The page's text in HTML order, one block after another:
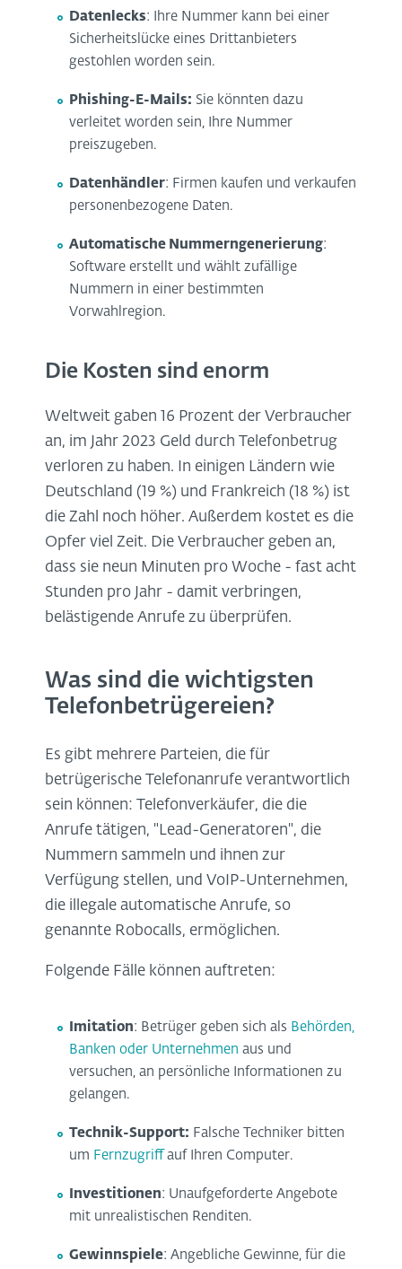
Datenlecks: Ihre Nummer kann bei einer
Sicherheitslücke eines Drittanbieters
gestohlen worden sein.
Phishing-E-Mails: Sie könnten dazu
verleitet worden sein, Ihre Nummer
preiszugeben.
Datenhändler: Firmen kaufen und verkaufen
personenbezogene Daten.
Automatische Nummerngenerierung:
Software erstellt und wählt zufällige
Nummern in einer bestimmten
Vorwahlregion.
Die Kosten sind enorm
Weltweit gaben 16 Prozent der Verbraucher
an, im Jahr 2023 Geld durch Telefonbetrug
verloren zu haben. In einigen Ländern wie
Deutschland (19 %) und Frankreich (18 %) ist
die Zahl noch höher. Außerdem kostet es die
Opfer viel Zeit. Die Verbraucher geben an,
dass sie neun Minuten pro Woche - fast acht
Stunden pro Jahr - damit verbringen,
belästigende Anrufe zu überprüfen.
Was sind die wichtigsten
Telefonbetrügereien?
Es gibt mehrere Parteien, die für
betrügerische Telefonanrufe verantwortlich
sein können: Telefonverkäufer, die die
Anrufe tätigen, "Lead-Generatoren", die
Nummern sammeln und ihnen zur
Verfügung stellen, und VoIP-Unternehmen,
die illegale automatische Anrufe, so
genannte Robocalls, ermöglichen.
Folgende Fälle können auftreten:
Imitation: Betrüger geben sich als Behörden,
Banken oder Unternehmenaus und
versuchen, an persönliche Informationen zu
gelangen.
Technik-Support: Falsche Techniker bitten
um Fernzugriffauf Ihren Computer.
Investitionen: Unaufgeforderte Angebote
mit unrealistischen Renditen.
Gewinnspiele: Angebliche Gewinne, für die